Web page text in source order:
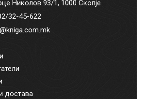
Николов 93/1, 1000 Скопје
32-45-622
достава